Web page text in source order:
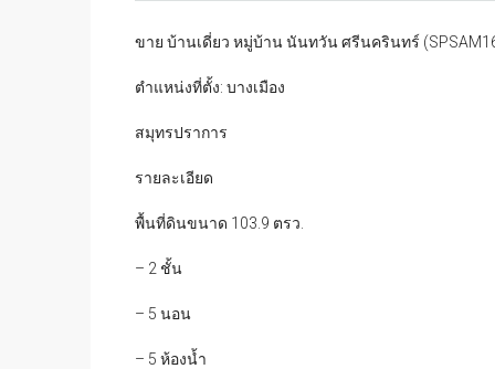
ขาย บ้านเดี่ยว หมู่บ้าน นันทวัน ศรีนครินทร์
ตำแหน่งที่ตั้ง: บางเมือง
สมุทรปราการ
รายละเอียด
พื้นที่ดินขนาด 103.9 ตรว.
– 2 ชั้น
– 5 นอน
– 5 ห้องน้ำ